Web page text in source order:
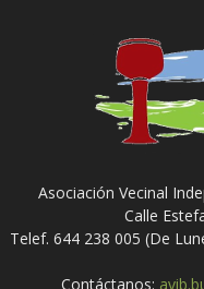
Asociación Vecinal
Calle
Telef. 644 238 005 (De
Contáctanos: